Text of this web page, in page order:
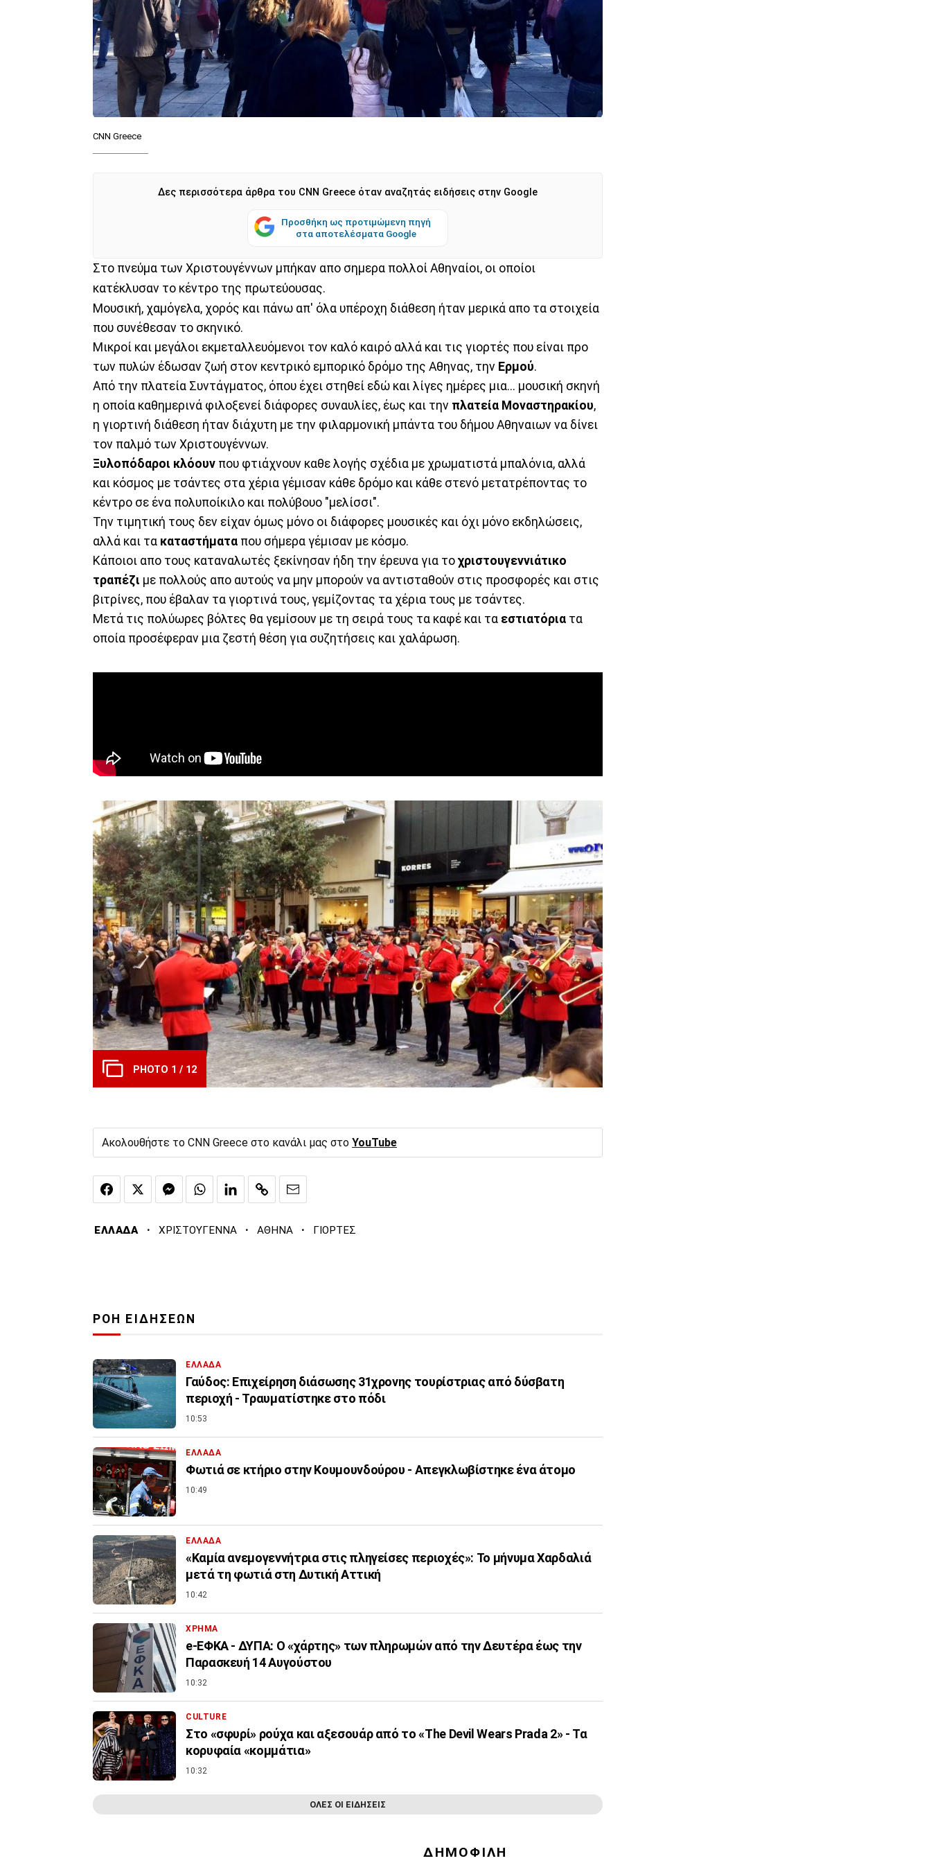
CNN Greece
Δες περισσότερα άρθρα του CNN Greece όταν αναζητάς ειδήσεις στην Google
Προσθήκη ως προτιμώμενη πηγή
στα αποτελέσματα Google
Στο πνεύμα των Χριστουγέννων μπήκαν απο σημερα πολλοί Αθηναίοι, οι οποίοι
κατέκλυσαν το κέντρο της πρωτεύουσας.
Μουσική, χαμόγελα, χορός και πάνω απ' όλα υπέροχη διάθεση ήταν μερικά απο τα στοιχεία
που συνέθεσαν το σκηνικό.
Μικροί και μεγάλοι εκμεταλλευόμενοι τον καλό καιρό αλλά και τις γιορτές που είναι προ
των πυλών έδωσαν ζωή στον κεντρικό εμπορικό δρόμο της Αθηνας, την Ερμού.
Από την πλατεία Συντάγματος, όπου έχει στηθεί εδώ και λίγες ημέρες μια... μουσική σκηνή
η οποία καθημερινά φιλοξενεί διάφορες συναυλίες, έως και την πλατεία Μοναστηρακίου,
η γιορτινή διάθεση ήταν διάχυτη με την φιλαρμονική μπάντα του δήμου Αθηναιων να δίνει
τον παλμό των Χριστουγέννων.
Ξυλοπόδαροι κλόουν που φτιάχνουν καθε λογής σχέδια με χρωματιστά μπαλόνια, αλλά
και κόσμος με τσάντες στα χέρια γέμισαν κάθε δρόμο και κάθε στενό μετατρέποντας το
κέντρο σε ένα πολυποίκιλο και πολύβουο "μελίσσι".
Την τιμητική τους δεν είχαν όμως μόνο οι διάφορες μουσικές και όχι μόνο εκδηλώσεις,
αλλά και τα καταστήματα που σήμερα γέμισαν με κόσμο.
Κάποιοι απο τους καταναλωτές ξεκίνησαν ήδη την έρευνα για το χριστουγεννιάτικο
τραπέζι με πολλούς απο αυτούς να μην μπορούν να αντισταθούν στις προσφορές και στις
βιτρίνες, που έβαλαν τα γιορτινά τους, γεμίζοντας τα χέρια τους με τσάντες.
Μετά τις πολύωρες βόλτες θα γεμίσουν με τη σειρά τους τα καφέ και τα εστιατόρια τα
οποία προσέφεραν μια ζεστή θέση για συζητήσεις και χαλάρωση.
PHOTO 1 / 12
Ακολουθήστε το CNN Greece στο κανάλι μας στο YouTube
ΕΛΛΑΔΑ · ΧΡΙΣΤΟΥΓΕΝΝΑ · ΑΘΗΝΑ · ΓΙΟΡΤΕΣ
ΡΟΗ ΕΙΔΗΣΕΩΝ
ΕΛΛΑΔΑ
Γαύδος: Επιχείρηση διάσωσης 31χρονης τουρίστριας από δύσβατη
περιοχή - Τραυματίστηκε στο πόδι
10:53
ΕΛΛΑΔΑ
Φωτιά σε κτήριο στην Κουμουνδούρου - Απεγκλωβίστηκε ένα άτομο
10:49
ΕΛΛΑΔΑ
«Καμία ανεμογεννήτρια στις πληγείσες περιοχές»: Το μήνυμα Χαρδαλιά
μετά τη φωτιά στη Δυτική Αττική
10:42
ΧΡΗΜΑ
e-ΕΦΚΑ - ΔΥΠΑ: Ο «χάρτης» των πληρωμών από την Δευτέρα έως την
Παρασκευή 14 Αυγούστου
10:32
CULTURE
Στο «σφυρί» ρούχα και αξεσουάρ από το «The Devil Wears Prada 2» - Τα
κορυφαία «κομμάτια»
10:32
ΟΛΕΣ ΟΙ ΕΙΔΗΣΕΙΣ
ΔΗΜΟΦΙΛΗ